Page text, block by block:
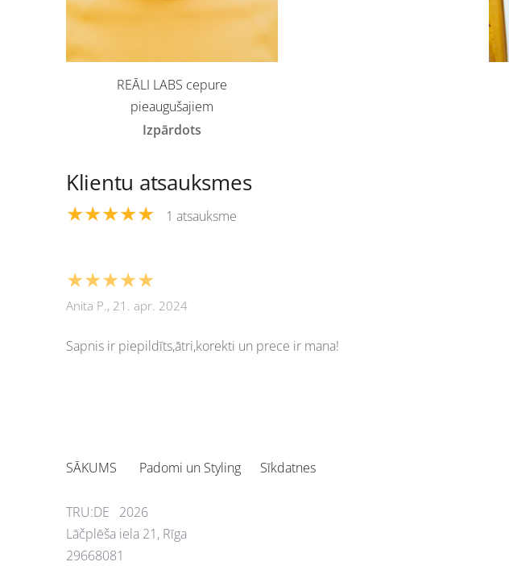
REĀLI LABS cepure
pieaugušajiem
Izpārdots
Klientu atsauksmes
★★★★★ 1 atsauksme
★★★★★
Anita P., 21. apr. 2024
Sapnis ir piepildīts,ātri,korekti un prece ir mana!
SĀKUMS Padomi un Styling Sīkdatnes
TRU:DE 2026
Lāčplēša iela 21, Rīga
29668081